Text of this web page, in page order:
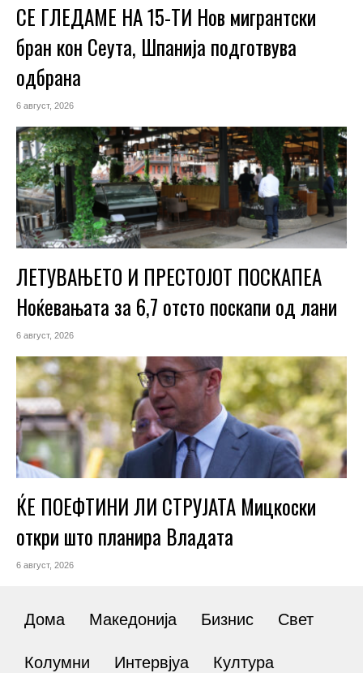
СЕ ГЛЕДАМЕ НА 15-ТИ Нов мигрантски
бран кон Сеута, Шпанија подготвува
одбрана
6 август, 2026
ЛЕТУВАЊЕТО И ПРЕСТОЈОТ ПОСКАПЕА
Ноќевањата за 6,7 отсто поскапи од лани
6 август, 2026
ЌЕ ПОЕФТИНИ ЛИ СТРУЈАТА Мицкоски
откри што планира Владата
6 август, 2026
Дома Македонија Бизнис Свет
Колумни Интервјуа Култура